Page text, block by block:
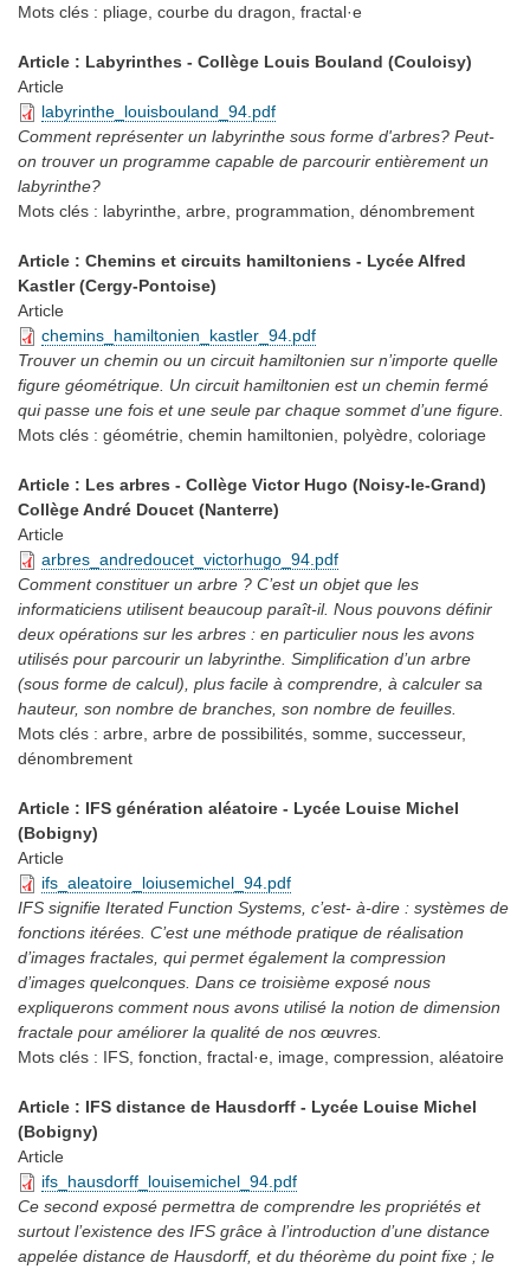
Mots clés : pliage, courbe du dragon, fractal·e
Article : Labyrinthes - Collège Louis Bouland (Couloisy)
Article
labyrinthe_louisbouland_94.pdf
Comment représenter un labyrinthe sous forme d'arbres? Peut-
on trouver un programme capable de parcourir entièrement un
labyrinthe?
Mots clés : labyrinthe, arbre, programmation, dénombrement
Article : Chemins et circuits hamiltoniens - Lycée Alfred
Kastler (Cergy-Pontoise)
Article
chemins_hamiltonien_kastler_94.pdf
Trouver un chemin ou un circuit hamiltonien sur n’importe quelle
figure géométrique. Un circuit hamiltonien est un chemin fermé
qui passe une fois et une seule par chaque sommet d’une figure.
Mots clés : géométrie, chemin hamiltonien, polyèdre, coloriage
Article : Les arbres - Collège Victor Hugo (Noisy-le-Grand)
Collège André Doucet (Nanterre)
Article
arbres_andredoucet_victorhugo_94.pdf
Comment constituer un arbre ? C’est un objet que les
informaticiens utilisent beaucoup paraît-il. Nous pouvons définir
deux opérations sur les arbres : en particulier nous les avons
utilisés pour parcourir un labyrinthe. Simplification d’un arbre
(sous forme de calcul), plus facile à comprendre, à calculer sa
hauteur, son nombre de branches, son nombre de feuilles.
Mots clés : arbre, arbre de possibilités, somme, successeur,
dénombrement
Article : IFS génération aléatoire - Lycée Louise Michel
(Bobigny)
Article
ifs_aleatoire_loiusemichel_94.pdf
IFS signifie Iterated Function Systems, c’est- à-dire : systèmes de
fonctions itérées. C’est une méthode pratique de réalisation
d’images fractales, qui permet également la compression
d’images quelconques. Dans ce troisième exposé nous
expliquerons comment nous avons utilisé la notion de dimension
fractale pour améliorer la qualité de nos œuvres.
Mots clés : IFS, fonction, fractal·e, image, compression, aléatoire
Article : IFS distance de Hausdorff - Lycée Louise Michel
(Bobigny)
Article
ifs_hausdorff_louisemichel_94.pdf
Ce second exposé permettra de comprendre les propriétés et
surtout l’existence des IFS grâce à l’introduction d’une distance
appelée distance de Hausdorff, et du théorème du point fixe ; le